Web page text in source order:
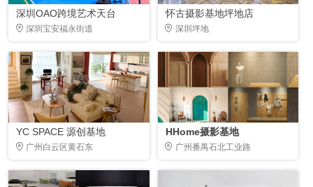
深圳OAO跨境艺术天台
深圳宝安福永街道
怀古摄影基地坪地店
深圳坪地
YC SPACE 源创基地
广州白云区黄石东
HHome摄影基地
广州番禺石北工业路